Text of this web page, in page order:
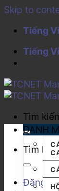
Skip to
Tiếng
Tiếng
Tìm
Tìm
Đăng
DANH